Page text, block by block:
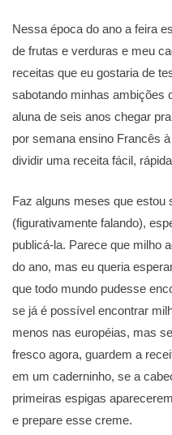
Nessa época do ano a feira
de frutas e verduras e meu
receitas que eu gostaria de
sabotando minhas ambições
aluna de seis anos chegar
por semana ensino Francês
dividir uma receita fácil,
Faz alguns meses que estou
(figurativamente falando),
publicá-la. Parece que milho
do ano, mas eu queria
que todo mundo pudesse
se já é possível encontrar
menos nas européias, mas
fresco agora, guardem a
em um caderninho, se a
primeiras espigas
e prepare esse creme.